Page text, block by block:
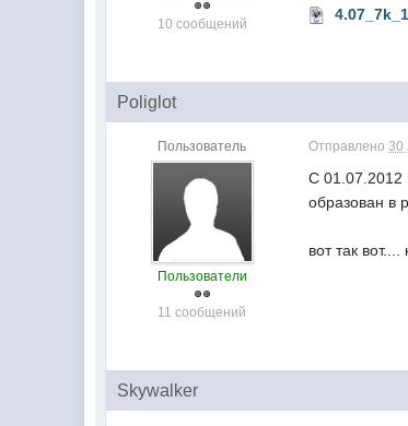
10 сообщений
Poliglot
Пользователь
Пользователи
11 сообщений
Отправлено30
С 01.07.2012
образован в
вот так
Skywalker